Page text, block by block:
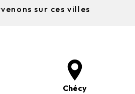
sur ces villes
Chécy